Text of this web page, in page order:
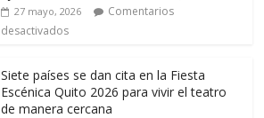
27 mayo, 2026
Comentarios
desactivados
Siete países se dan cita en la Fiesta
Escénica Quito 2026 para vivir el teatro
de manera cercana